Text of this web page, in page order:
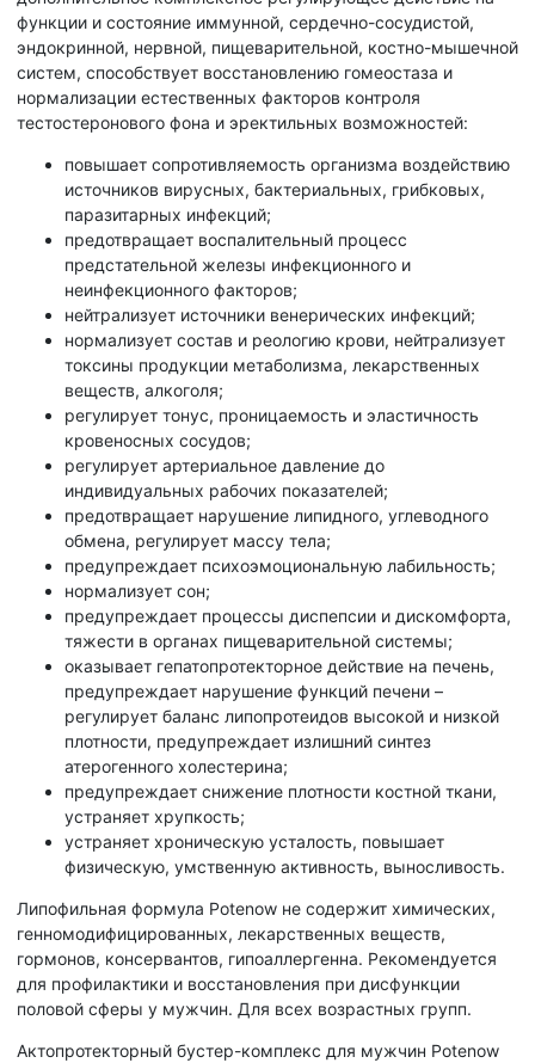
функции и состояние иммунной, сердечно-сосудистой,
эндокринной, нервной, пищеварительной, костно-мышечной
систем, способствует восстановлению гомеостаза и
нормализации естественных факторов контроля
тестостеронового фона и эректильных возможностей:
повышает сопротивляемость организма воздействию
источников вирусных, бактериальных, грибковых,
паразитарных инфекций;
предотвращает воспалительный процесс
предстательной железы инфекционного и
неинфекционного факторов;
нейтрализует источники венерических инфекций;
нормализует состав и реологию крови, нейтрализует
токсины продукции метаболизма, лекарственных
веществ, алкоголя;
регулирует тонус, проницаемость и эластичность
кровеносных сосудов;
регулирует артериальное давление до
индивидуальных рабочих показателей;
предотвращает нарушение липидного, углеводного
обмена, регулирует массу тела;
предупреждает психоэмоциональную лабильность;
нормализует сон;
предупреждает процессы диспепсии и дискомфорта,
тяжести в органах пищеварительной системы;
оказывает гепатопротекторное действие на печень,
предупреждает нарушение функций печени –
регулирует баланс липопротеидов высокой и низкой
плотности, предупреждает излишний синтез
атерогенного холестерина;
предупреждает снижение плотности костной ткани,
устраняет хрупкость;
устраняет хроническую усталость, повышает
физическую, умственную активность, выносливость.
Липофильная формула Potenow не содержит химических,
генномодифицированных, лекарственных веществ,
гормонов, консервантов, гипоаллергенна. Рекомендуется
для профилактики и восстановления при дисфункции
половой сферы у мужчин. Для всех возрастных групп.
Актопротекторный бустер-комплекс для мужчин Potenow